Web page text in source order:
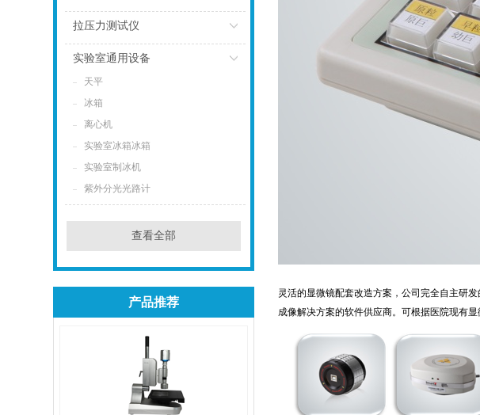
拉压力测试仪
实验室通用设备
天平
冰箱
离心机
实验室冰箱冰箱
实验室制冰机
紫外分光光路计
查看全部
产品推荐
灵活的显微镜配套改造方案，公司完全自主研
成像解决方案的软件供应商。可根据医院现有显